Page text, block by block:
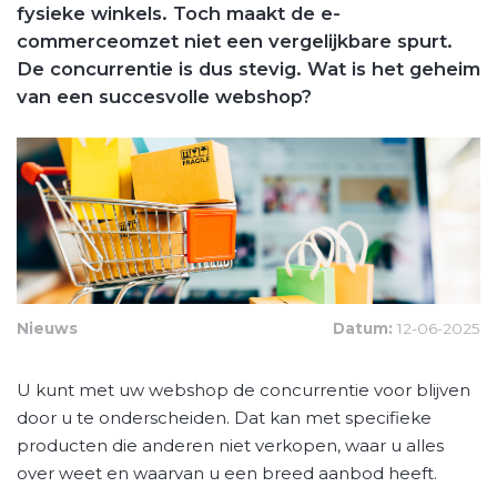
fysieke winkels. Toch maakt de e-
commerceomzet niet een vergelijkbare spurt.
De concurrentie is dus stevig. Wat is het geheim
van een succesvolle webshop?
Nieuws Datum: 12-06-2025
U kunt met uw webshop de concurrentie voor blijven
door u te onderscheiden. Dat kan met specifieke
producten die anderen niet verkopen, waar u alles
over weet en waarvan u een breed aanbod heeft.